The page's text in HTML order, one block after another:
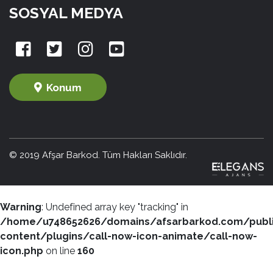
SOSYAL MEDYA
Konum
© 2019 Afşar Barkod. Tüm Hakları Saklıdır.
Warning: Undefined array key "tracking" in
/home/u748652626/domains/afsarbarkod.com/
content/plugins/call-now-icon-animate/call-now-
icon.php on line 160